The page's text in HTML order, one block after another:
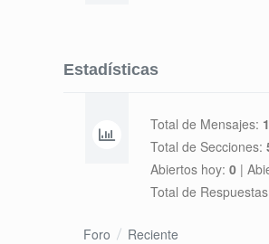
Estadísticas
Total de Mensajes:
Total de Secciones:
Abiertos hoy: 0 |
Total de
Foro Reciente